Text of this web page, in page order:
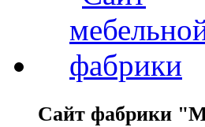
Сайт фабрики